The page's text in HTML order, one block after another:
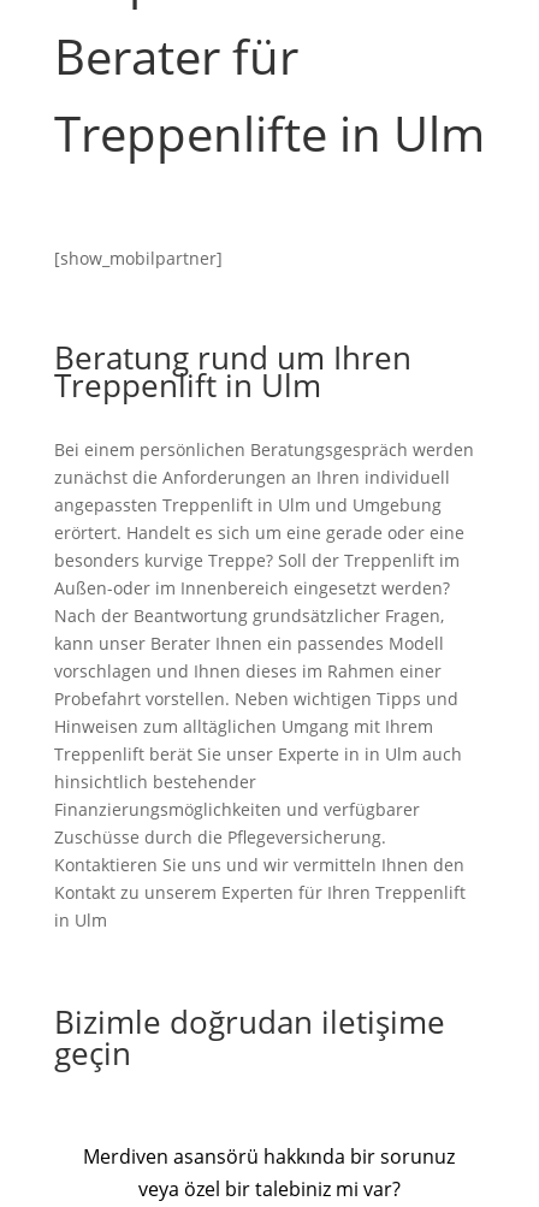
Berater für
Treppenlifte in Ulm
[show_mobilpartner]
Beratung rund um Ihren
Treppenlift in Ulm
Bei einem persönlichen Beratungsgespräch werden
zunächst die Anforderungen an Ihren individuell
angepassten Treppenlift in Ulm und Umgebung
erörtert. Handelt es sich um eine gerade oder eine
besonders kurvige Treppe? Soll der Treppenlift im
Außen-oder im Innenbereich eingesetzt werden?
Nach der Beantwortung grundsätzlicher Fragen,
kann unser Berater Ihnen ein passendes Modell
vorschlagen und Ihnen dieses im Rahmen einer
Probefahrt vorstellen. Neben wichtigen Tipps und
Hinweisen zum alltäglichen Umgang mit Ihrem
Treppenlift berät Sie unser Experte in in Ulm auch
hinsichtlich bestehender
Finanzierungsmöglichkeiten und verfügbarer
Zuschüsse durch die Pflegeversicherung.
Kontaktieren Sie uns und wir vermitteln Ihnen den
Kontakt zu unserem Experten für Ihren Treppenlift
in Ulm
Bizimle doğrudan iletişime
geçin
Merdiven asansörü hakkında bir sorunuz
veya özel bir talebiniz mi var?